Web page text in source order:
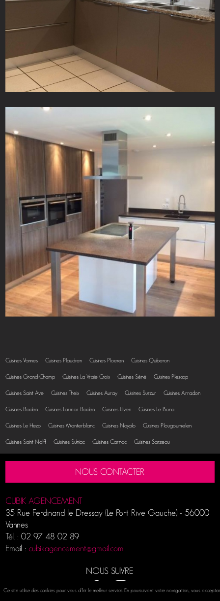
Cuisines Vannes Cuisines Plaudren Cuisines Ploeren Cuisines Quiberon
Cuisines Grand-Champ Cuisines La Vraie Croix Cuisines Séné Cuisines Plescop
Cuisines Saint Ave Cuisines Theix Cuisines Auray Cuisines Surzur Cuisines Arradon
Cuisines Baden Cuisines Larmor Baden Cuisines Elven Cuisines Le Bono
Cuisines Le Hezo Cuisines Monterblanc Cuisines Noyalo Cuisines Plougoumelen
Cuisines Saint Nolff Cuisines Sulniac Cuisines Carnac Cuisines Sarzeau
NOUS CONTACTER
CUBIK AGENCEMENT
35 Rue Ferdinand le Dressay (Le Port Rive Gauche) -56000
Vannes
Tél. : 02 97 48 02 89
Email :cubikagencement@gmail.com
NOUS SUIVRE
Ce site utilise des cookies pour vous offrir le meilleur service. En poursuivant votre navigation, vous acceptez